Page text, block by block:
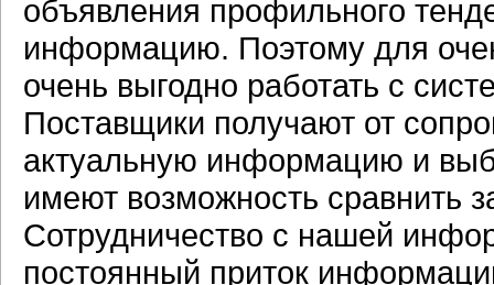
объявления профильного
информацию. Поэтому для
очень выгодно работать с
Поставщики получают от
актуальную информацию и
имеют возможность сравнить
Сотрудничество с нашей
постоянный приток